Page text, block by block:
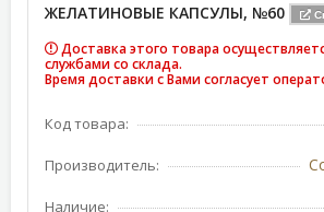
ЖЕЛАТИНОВЫЕ КАПСУЛЫ, №60
Доставка этого товара
службами со склада.
Время доставки с Вами согласует
Код товара:
Производитель:
Наличие: